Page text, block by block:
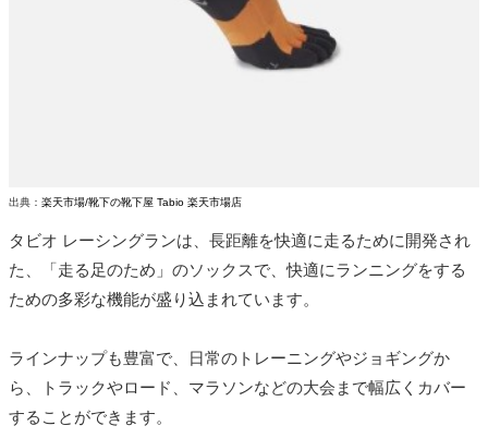
出典： 楽天市場/靴下の靴下屋 Tabio 楽天市場店
タビオ レーシングランは、長距離を快適に走るために開発され
た、「走る足のため」のソックスで、快適にランニングをする
ための多彩な機能が盛り込まれています。
ラインナップも豊富で、日常のトレーニングやジョギングか
ら、トラックやロード、マラソンなどの大会まで幅広くカバー
することができます。